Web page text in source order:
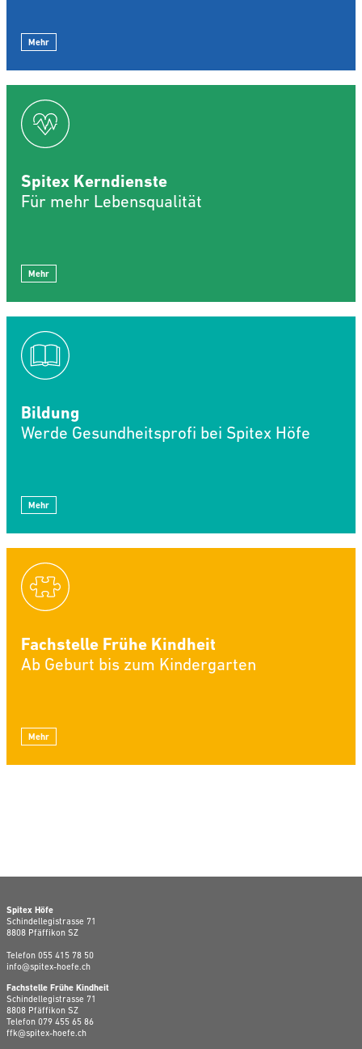
Mehr
Spitex Kerndienste
Für mehr Lebensqualität
Mehr
Bildung
Werde Gesundheitsprofi bei Spitex Höfe
Mehr
Fachstelle Frühe Kindheit
Ab Geburt bis zum Kindergarten
Mehr
Spitex Höfe
Schindellegistrasse 71
8808 Pfäffikon SZ
Telefon 055 415 78 50
info@spitex-hoefe.ch
Fachstelle Frühe Kindheit
Schindellegistrasse 71
8808 Pfäffikon SZ
Telefon 079 455 65 86
ffk@spitex-hoefe.ch